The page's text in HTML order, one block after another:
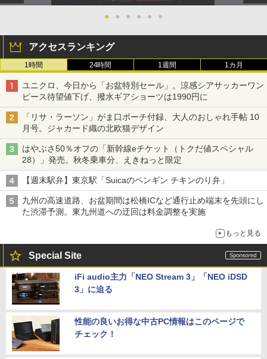
● ● ● ● ● ●
アクセスランキング
1時間 24時間 1週間 1カ月
ユニクロ、今日から「お盆特別セール」。涼感シアサッカーワン
ピース待望値下げ、撥水ギアショーツは1990円に
「リサ・ラーソン」がま口ポーチ付録、大人のおしゃれ手帖 10
月号。ジャカード織の北欧猫デザイン
はやぶさ50％オフの「新幹線eチケット（トクだ値スペシャル
28）」発売。秋冬乗車分、えきねっと限定
【週末駅弁】東京駅「Suicaのペンギン チキンのり弁」
九州の高速道路、お盆期間は松橋ICなど通行止め端末を先頭にし
た渋滞予測。東九州道への迂回は料金調整を実施
もっと見る
Special Site
iFi audio主力「NEO Stream 3」「NEO iDSD
3」に迫る
性能の良いお得な中古PC情報はこのページで
チェック！